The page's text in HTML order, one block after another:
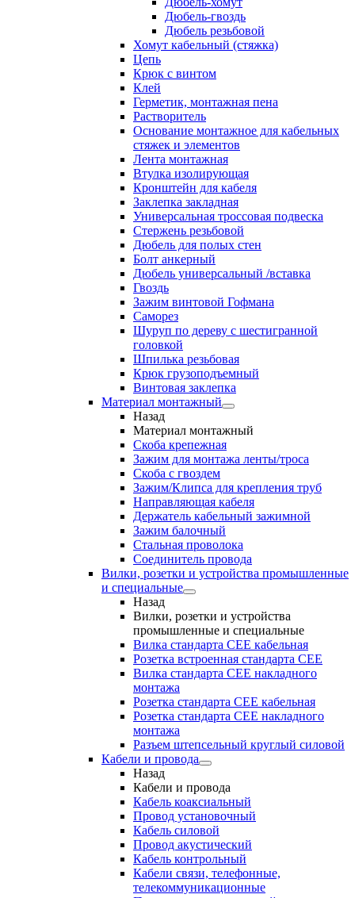
Дюбель-гвоздь
Дюбель резьбовой
Хомут кабельный (стяжка)
Цепь
Крюк с винтом
Клей
Герметик, монтажная пена
Растворитель
Основание монтажное для кабельных
стяжек и элементов
Лента монтажная
Втулка изолирующая
Кронштейн для кабеля
Заклепка закладная
Универсальная троссовая подвеска
Стержень резьбовой
Дюбель для полых стен
Болт анкерный
Дюбель универсальный /вставка
Гвоздь
Зажим винтовой Гофмана
Саморез
Шуруп по дереву с шестигранной
головкой
Шпилька резьбовая
Крюк грузоподъемный
Винтовая заклепка
Материал монтажный
Назад
Материал монтажный
Скоба крепежная
Зажим для монтажа ленты/троса
Скоба с гвоздем
Зажим/Клипса для крепления труб
Направляющая кабеля
Держатель кабельный зажимной
Зажим балочный
Стальная проволока
Соединитель провода
Вилки, розетки и устройства промышленные
и специальные
Назад
Вилки, розетки и устройства
промышленные и специальные
Вилка стандарта CEE кабельная
Розетка встроенная стандарта CEE
Вилка стандарта CEE накладного
монтажа
Розетка стандарта СЕЕ кабельная
Розетка стандарта СЕЕ накладного
монтажа
Разъем штепсельный круглый силовой
Кабели и провода
Назад
Кабели и провода
Кабель коаксиальный
Провод установочный
Кабель силовой
Провод акустический
Кабель контрольный
Кабели связи, телефонные,
телекоммуникационные